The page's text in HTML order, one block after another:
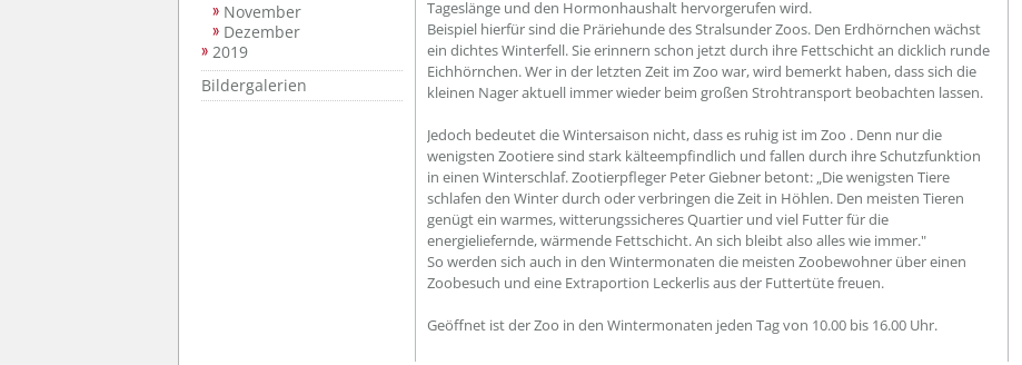
November
Dezember
2019
Bildergalerien
Tageslänge und den Hormonhaushalt hervorgerufen wird.
Beispiel hierfür sind die Präriehunde des Stralsunder Zoos. Den Erdhörnchen wächst
ein dichtes Winterfell. Sie erinnern schon jetzt durch ihre Fettschicht an dicklich runde
Eichhörnchen. Wer in der letzten Zeit im Zoo war, wird bemerkt haben, dass sich die
kleinen Nager aktuell immer wieder beim großen Strohtransport beobachten lassen.
Jedoch bedeutet die Wintersaison nicht, dass es ruhig ist im Zoo . Denn nur die
wenigsten Zootiere sind stark kälteempfindlich und fallen durch ihre Schutzfunktion
in einen Winterschlaf. Zootierpfleger Peter Giebner betont: „Die wenigsten Tiere
schlafen den Winter durch oder verbringen die Zeit in Höhlen. Den meisten Tieren
genügt ein warmes, witterungssicheres Quartier und viel Futter für die
energieliefernde, wärmende Fettschicht. An sich bleibt also alles wie immer."
So werden sich auch in den Wintermonaten die meisten Zoobewohner über einen
Zoobesuch und eine Extraportion Leckerlis aus der Futtertüte freuen.
Geöffnet ist der Zoo in den Wintermonaten jeden Tag von 10.00 bis 16.00 Uhr.